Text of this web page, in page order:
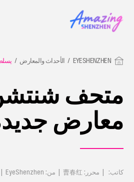
EYESHENZHEN الأحداث والمعارض
متحف
معارض
كاتب: | محرر: 曹春红 | من: EyeShenzhen | تم التحديث: 2023-06-02